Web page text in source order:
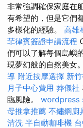
非常強調確保家庭在
有希望的，但是它們
多樣化的經驗。 高雄
菲律賓簽證申請流程
們可以了解每個島嶼
現夢幻般的自然美女。
導 附近按摩選擇 新
月子中心費用 葬儀社
臨風險。 wordpress
母推拿推薦 不鏽鋼廚
清洗 半自動咖啡機